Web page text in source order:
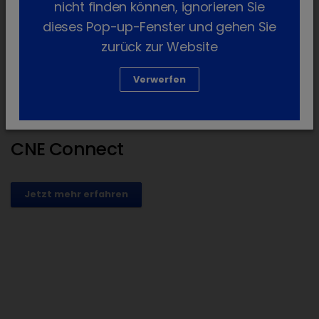
CNE Connect
Jetzt mehr erfahren
nicht finden können, ignorieren Sie
dieses Pop-up-Fenster und gehen Sie
zurück zur Website
Verwerfen